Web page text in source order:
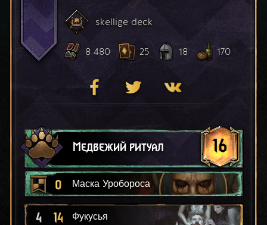
skellige deck
8 480 25 18 170
Медвежий ритуал 16
0 Маска Уробороса
4 14 Фукусья